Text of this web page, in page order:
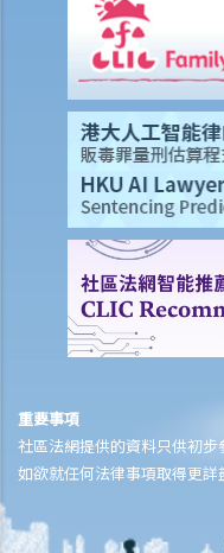
犯錯的一方之前，我需要依
8. 我的兒子在意外中受傷，
他可否自行展開法律行動？
9. 死因裁判法庭有甚麼作用？
個案舉例說明
模擬個案
重要事項
社區法網提供的資料只供初
如欲就任何法律事項取得更詳